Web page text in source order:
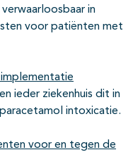
in
voor patiënten met
implementatie
ieder ziekenhuis dit in
intoxicatie.
voor en tegen de